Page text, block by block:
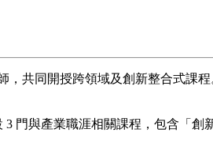
，共同開授跨領域及創新整合式
門與產業職涯相關課程，包含「